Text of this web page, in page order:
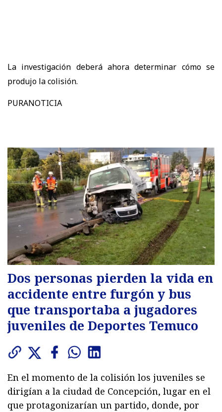
La investigación deberá ahora determinar cómo se
produjo la colisión.
PURANOTICIA
Dos personas pierden la vida en
accidente entre furgón y bus
que transportaba a jugadores
juveniles de Deportes Temuco
En el momento de la colisión los juveniles se
dirigían a la ciudad de Concepción, lugar en el
que protagonizarían un partido, donde, por